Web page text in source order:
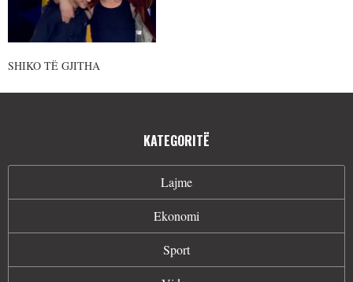
SHIKO TË GJITHA
KATEGORITË
Lajme
Ekonomi
Sport